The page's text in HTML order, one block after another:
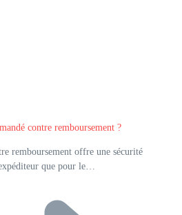
contre remboursement ?
remboursement offre une sécurité
que pour le…